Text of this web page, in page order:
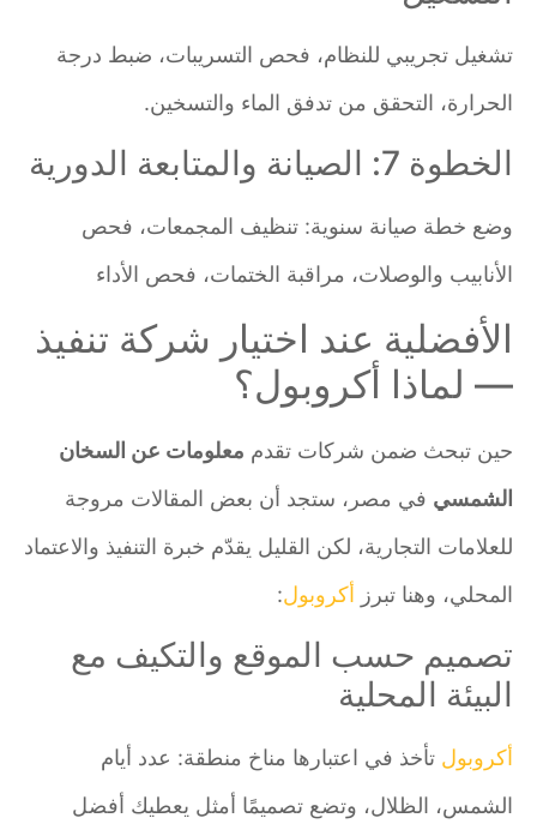
تشغيل تجريبي للنظام، فحص التسريبات، ضبط درجة
الحرارة، التحقق من تدفق الماء والتسخين.
الخطوة 7: الصيانة والمتابعة الدورية
وضع خطة صيانة سنوية: تنظيف المجمعات، فحص
الأنابيب والوصلات، مراقبة الختمات، فحص الأداء
الأفضلية عند اختيار شركة تنفيذ
— لماذا أكروبول؟
حين تبحث ضمن شركات تقدممعلومات عن السخان
الشمسيفي مصر، ستجد أن بعض المقالات مروجة
للعلامات التجارية، لكن القليل يقدّم خبرة التنفيذ والاعتماد
المحلي، وهنا تبرزأكروبول:
تصميم حسب الموقع والتكيف مع
البيئة المحلية
أكروبولتأخذ في اعتبارها مناخ منطقة: عدد أيام
الشمس، الظلال، وتضع تصميمًا أمثل يعطيك أفضل